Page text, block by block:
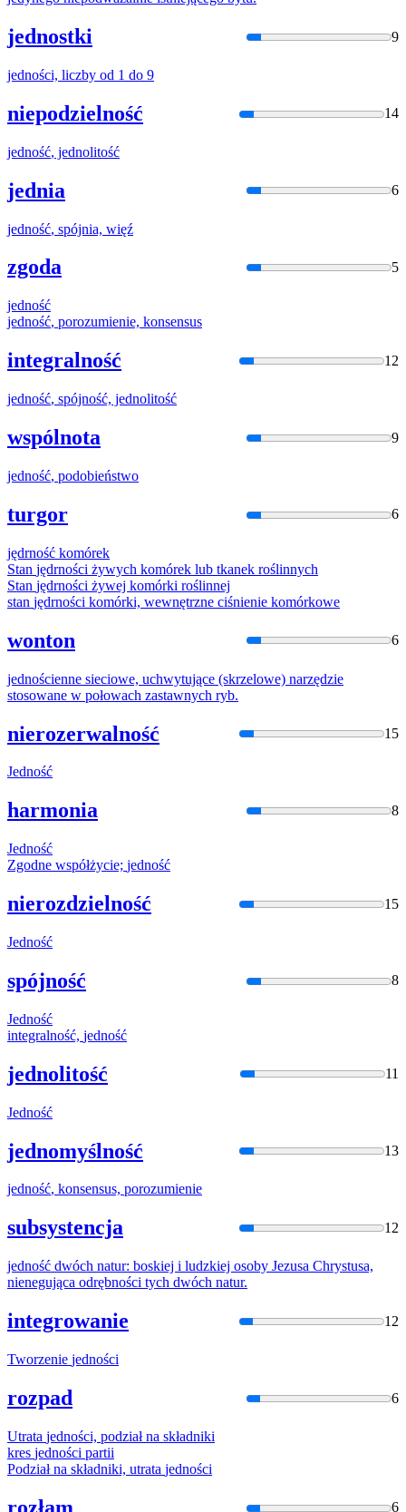
jednostki 9
jedności, liczby od 1 do 9
niepodzielność 14
jedność, jednolitość
jednia 6
jedność, spójnia, więź
zgoda 5
jedność
jedność, porozumienie, konsensus
integralność 12
jedność, spójność, jednolitość
wspólnota 9
jedność, podobieństwo
turgor 6
jędrność komórek
Stan jędrności żywych komórek lub tkanek roślinnych
Stan jędrności żywej komórki roślinnej
stan jędrności komórki, wewnętrzne ciśnienie komórkowe
wonton 6
jednościenne sieciowe, uchwytujące (skrzelowe) narzędzie
stosowane w połowach zastawnych ryb.
nierozerwalność 15
Jedność
harmonia 8
Jedność
Zgodne współżycie; jedność
nierozdzielność 15
Jedność
spójność 8
Jedność
integralność, jedność
jednolitość 11
Jedność
jednomyślność 13
jedność, konsensus, porozumienie
subsystencja 12
jedność dwóch natur: boskiej i ludzkiej osoby Jezusa Chrystusa,
nienegująca odrębności tych dwóch natur.
integrowanie 12
Tworzenie jedności
rozpad 6
Utrata jedności, podział na składniki
kres jedności partii
Podział na składniki, utrata jedności
6